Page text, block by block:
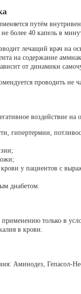
путём
более 40 капель в
лечащий врач на
на содержание
от динамики
проводить не
воздействие на
гипертермии,
у пациентов с
диабетом.
применению только в
в крови.
Аминодез, Гепасол-